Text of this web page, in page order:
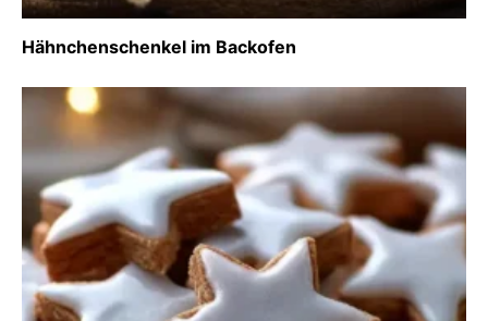
Hähnchenschenkel im Backofen